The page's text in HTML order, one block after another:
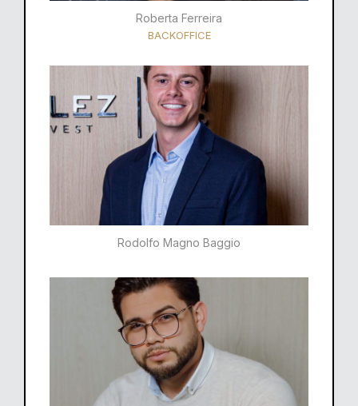
Roberta Ferreira
BACKOFFICE
Rodolfo Magno Baggio​​